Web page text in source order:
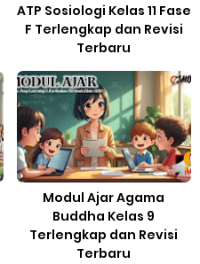
ATP Sosiologi Kelas 11 Fase
F Terlengkap dan Revisi
Terbaru
Modul Ajar Agama
Buddha Kelas 9
Terlengkap dan Revisi
Terbaru